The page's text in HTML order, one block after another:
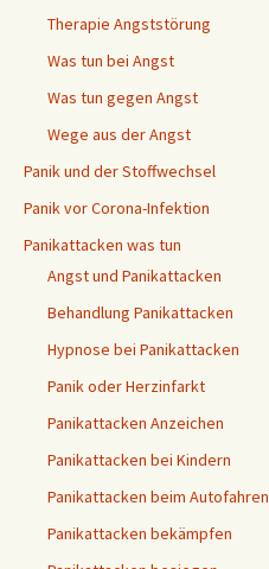
Therapie Angststörung
Was tun bei Angst
Was tun gegen Angst
Wege aus der Angst
Panik und der Stoffwechsel
Panik vor Corona-Infektion
Panikattacken was tun
Angst und Panikattacken
Behandlung Panikattacken
Hypnose bei Panikattacken
Panik oder Herzinfarkt
Panikattacken Anzeichen
Panikattacken bei Kindern
Panikattacken beim Autofahren
Panikattacken bekämpfen